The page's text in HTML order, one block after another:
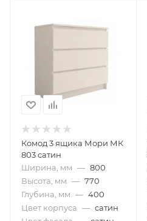
Комод 3 ящика Мори МК
803 сатин
Ширина, мм — 800
Высота, мм — 770
Глубина, мм — 400
Цвет корпуса — сатин